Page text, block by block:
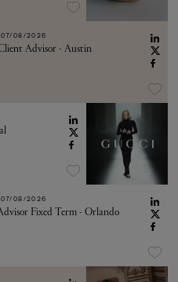
07/08/2026
Advisor - Austin
07/08/2026
Fixed Term - Orlando